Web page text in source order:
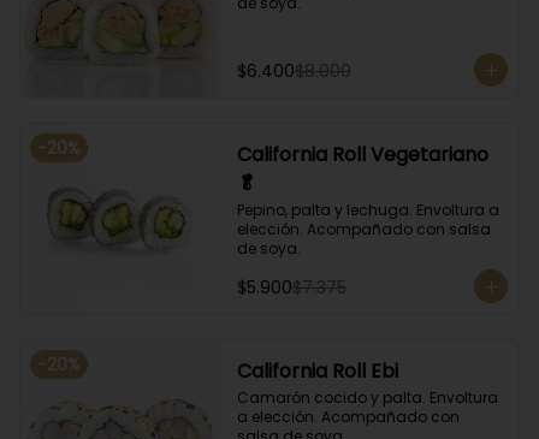
$6.400$8.000
-20%
California Roll Vegetariano
🥬
Pepino, palta y lechuga. Envoltura a
elección. Acompañado con salsa
de soya.
$5.900$7.375
-20% California Roll Ebi
Camarón cocido y palta. Envoltura
a elección. Acompañado con